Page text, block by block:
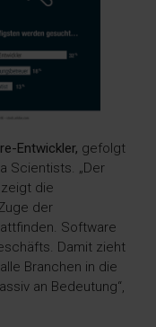
Entwickler, gefolgt
Scientists. „Der
die
der
Software
Damit zieht
Branchen in die
an Bedeutung“,